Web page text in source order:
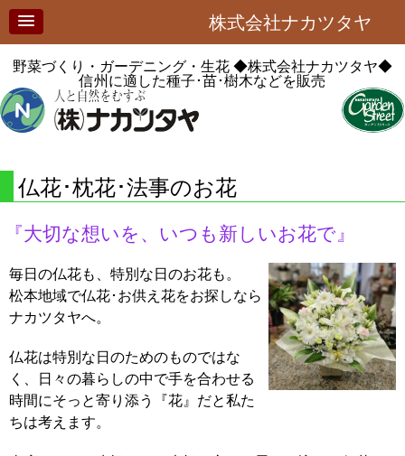
株式会社ナカツタヤ
野菜づくり・ガーデニング・生花◆株式会社ナカツタヤ◆
信州に適した種子･苗･樹木などを販売
仏花･枕花･法事のお花
『大切な想いを、いつも新しいお花で』
毎日の仏花も、特別な日のお花も。
松本地域で仏花･お供え花をお探しなら
ナカツタヤへ。
仏花は特別な日のためのものではな
く、日々の暮らしの中で手を合わせる
時間にそっと寄り添う『花』だと私た
ちは考えます。